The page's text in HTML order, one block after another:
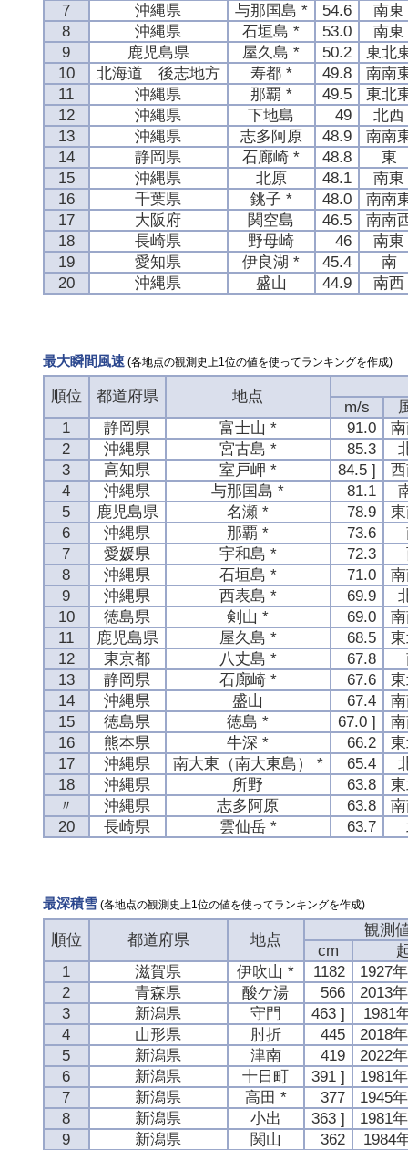
7
沖縄県 与那国島 * 54.6
南東
8
沖縄県 石垣島 * 53.0
南東
9
鹿児島県 屋久島 * 50.2
東北
10
北海道 後志地方 寿都 * 49.8
南南
11
沖縄県 那覇 * 49.5
東北
12
沖縄県 下地島 49
北西
13
沖縄県 志多阿原 48.9
南南
14
静岡県 石廊崎 * 48.8
東
15
沖縄県 北原 48.1
南東
16
千葉県 銚子 * 48.0
南南
17
大阪府 関空島 46.5
南南
18
長崎県 野母崎 46
南東
19
愛知県 伊良湖 * 45.4
南
20
沖縄県 盛山 44.9 南西
最大瞬間風速(各地点の観測史上1位の値を使ってランキングを作成)
順位 都道府県 地点
m/s
1
静岡県 富士山 * 91.0
2
沖縄県 宮古島 * 85.3
3
高知県 室戸岬 * 84.5 ]
4
沖縄県 与那国島 * 81.1
5
鹿児島県 名瀬 * 78.9
6
沖縄県 那覇 * 73.6
7
愛媛県 宇和島 * 72.3
8
沖縄県 石垣島 * 71.0
9
沖縄県 西表島 * 69.9
10
徳島県 剣山 * 69.0
11
鹿児島県 屋久島 * 68.5
12
東京都 八丈島 * 67.8
13
静岡県 石廊崎 * 67.6
14
沖縄県 盛山 67.4
15
徳島県 徳島 * 67.0 ]
16
熊本県 牛深 * 66.2
17
沖縄県 南大東（南大東島） * 65.4
18
沖縄県 所野 63.8
〃
沖縄県 志多阿原 63.8
20
長崎県 雲仙岳 * 63.7
最深積雪(各地点の観測史上1位の値を使ってランキングを作成)
順位 都道府県 地点
観測
cm
1
滋賀県 伊吹山 * 1182
1927
2
青森県 酸ケ湯 566
2013
3
新潟県 守門 463 ]
1981
4
山形県 肘折 445
2018
5
新潟県 津南 419
2022
6
新潟県 十日町 391 ]
1981
7
新潟県 高田 * 377
1945
8
新潟県 小出 363 ]
1981
9
新潟県 関山 362
1984